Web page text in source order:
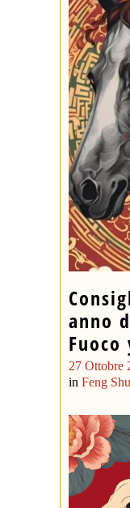
anno
Fuoco
27 Ottobre
in Feng